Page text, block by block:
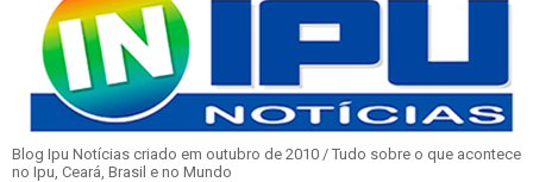
Blog Ipu Notícias criado em outubro de 2010 / Tudo sobre o que acontece
no Ipu, Ceará, Brasil e no Mundo